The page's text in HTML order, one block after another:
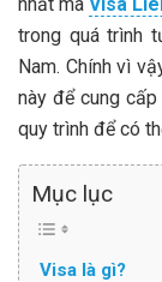
trong quá trình
Nam. Chính vì
này để cung
quy trình để có
Mục lục
Visa là gì?